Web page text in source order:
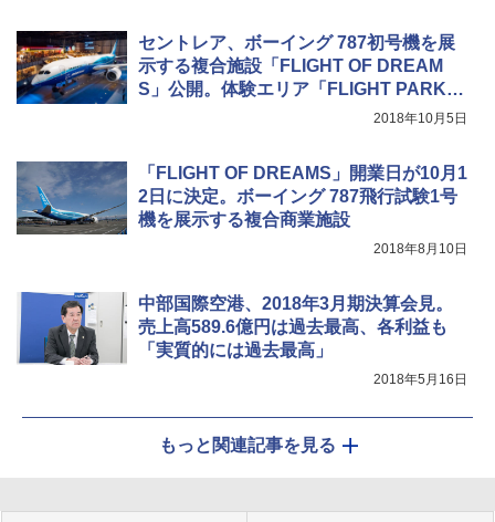
セントレア、ボーイング 787初号機を展
示する複合施設「FLIGHT OF DREAM
S」公開。体験エリア「FLIGHT PARK」
2018年10月5日
「FLIGHT OF DREAMS」開業日が10月1
2日に決定。ボーイング 787飛行試験1号
機を展示する複合商業施設
2018年8月10日
中部国際空港、2018年3月期決算会見。
売上高589.6億円は過去最高、各利益も
「実質的には過去最高」
2018年5月16日
もっと関連記事を見る